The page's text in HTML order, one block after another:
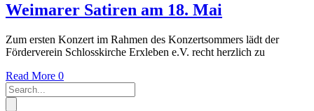
Weimarer Satiren am 18. Mai
Zum ersten Konzert im Rahmen des Konzertsommers lädt der
Förderverein Schlosskirche Erxleben e.V. recht herzlich zu
Read More 0